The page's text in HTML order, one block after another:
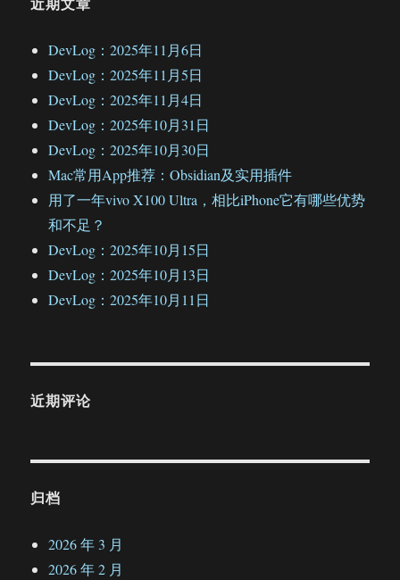
DevLog：2025年11月6日
DevLog：2025年11月5日
DevLog：2025年11月4日
DevLog：2025年10月31日
DevLog：2025年10月30日
Mac常用App推荐：Obsidian及实用插件
用了一年vivo X100 Ultra，相比iPhone它有哪些优势
和不足？
DevLog：2025年10月15日
DevLog：2025年10月13日
DevLog：2025年10月11日
近期评论
归档
2026 年 3 月
2026 年 2 月